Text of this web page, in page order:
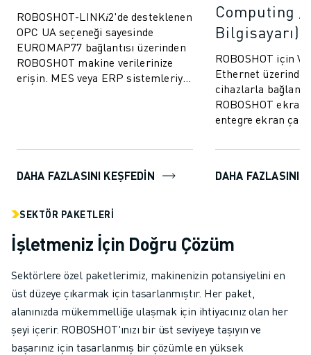
ROBOSHOT-LINK𝑖2'de desteklenen
OPC UA seçeneği sayesinde
EUROMAP77 bağlantısı üzerinden
ROBOSHOT makine verilerinize
erişin. MES veya ERP sistemleriyle
DAHA FAZLASINI KEŞFEDIN
Computing /
Bilgisayarı)
ROBOSHOT için
Ethernet üzerinden
cihazlarla
ROBOSHOT ekran
entegre ekran
DAHA FAZLASINI
SEKTÖR PAKETLERI
İşletmeniz İçin Doğru Çözüm
Sektörlere özel paketlerimiz, makinenizin potansiyelini en
üst düzeye çıkarmak için tasarlanmıştır. Her paket,
alanınızda mükemmelliğe ulaşmak için ihtiyacınız olan her
şeyi içerir. ROBOSHOT'ınızı bir üst seviyeye taşıyın ve
başarınız için tasarlanmış bir çözümle en yüksek